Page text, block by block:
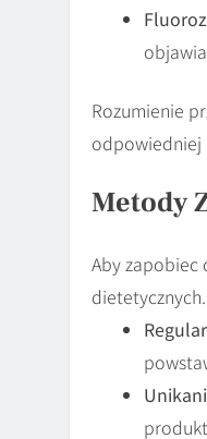
Rozumienie
odpowiedniej
Metody
Aby zapobiec